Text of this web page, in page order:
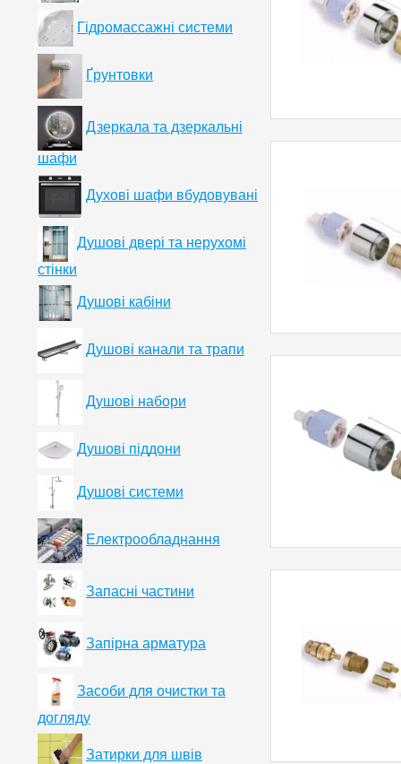
Гідромассажні системи
Ґрунтовки
Дзеркала та дзеркальні
шафи
Духові шафи вбудовувані
Душові двері та нерухомі
стінки
Душові кабіни
Душові канали та трапи
Душові набори
Душові піддони
Душові системи
Електрообладнання
Запасні частини
Запірна арматура
Засоби для очистки та
догляду
Затирки для швів